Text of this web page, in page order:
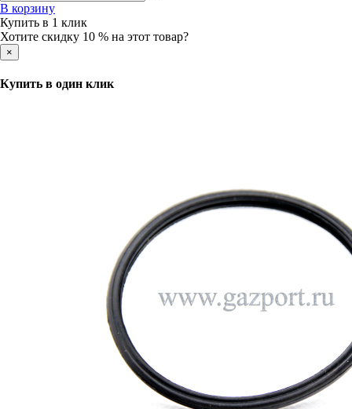
В корзину
Купить в 1 клик
Хотите скидку 10 % на этот товар?
×
Купить в один клик